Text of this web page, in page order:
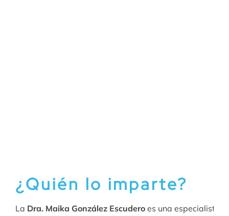
¿Quién lo imparte?
La Dra. Maika González Escudero es una especialista